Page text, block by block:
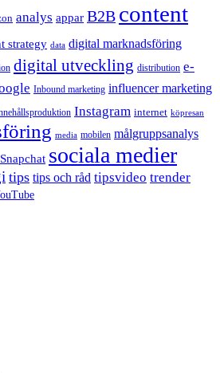
analys appar B2B content
strategy data digital marknadsföring
digital utveckling distribution e-
Inbound marketing influencer marketing
Instagram internet köpresan
media mobilen målgruppsanalys
Snapchat sociala medier
tips tips och råd tipsvideo trender